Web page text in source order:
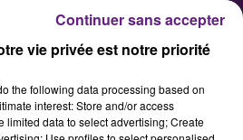
vie privée est notre priorité
the following data processing based on
interest: Store and/or access
limited data to select advertising; Create
Continuer sans accepter